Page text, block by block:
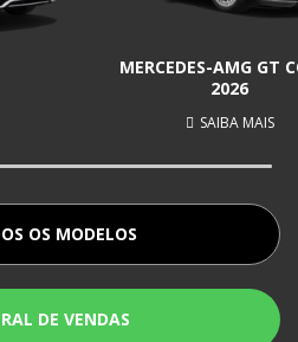
MERCEDES-AMG GT
2026
SAIBA MAIS
OS MODELOS
DE VENDAS